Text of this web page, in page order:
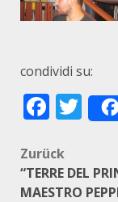
condividi su:
Zurück
“TERRE DEL
MAESTRO